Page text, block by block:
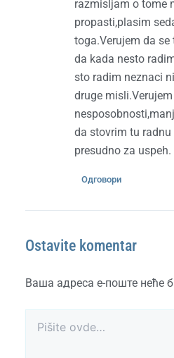
razmisljam o tome
propasti,plasim
toga.Verujem da
da kada nesto
sto radim neznaci
druge
da stovrim tu radnu
presudno za uspeh.
Одговори
Ostavite komentar
Ваша адреса е-поште неће